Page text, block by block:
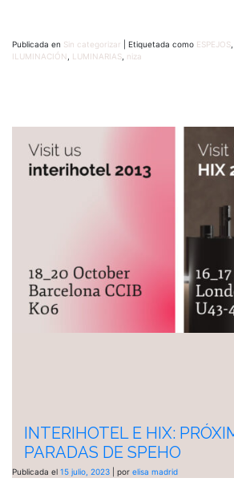
Publicada en Sin categorizar Etiquetada como ESPEJOS
ILUMINACIÓN
LUMINARIAS niza
INTERIHOTEL E HIX:
PARADAS DE SPEHO
Publicada el 15 julio, 2023 por elisa madrid